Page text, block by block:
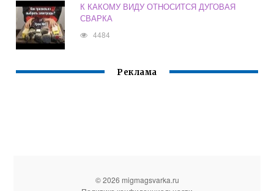
К КАКОМУ ВИДУ ОТНОСИТСЯ ДУГОВАЯ
СВАРКА
4484
Реклама
© 2026 migmagsvarka.ru